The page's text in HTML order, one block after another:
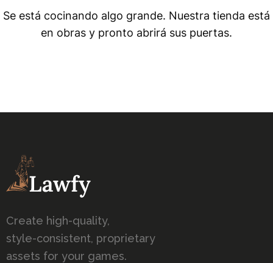
Se está cocinando algo grande. Nuestra tienda está
en obras y pronto abrirá sus puertas.
Create high-quality,
style-consistent, proprietary
assets for your games.